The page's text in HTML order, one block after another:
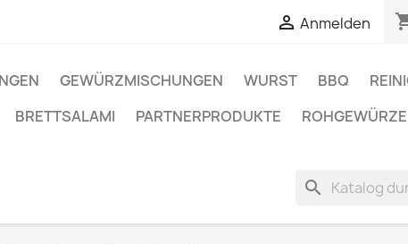
 Anmelden
GEWÜRZMISCHUNGEN WURST BBQ
BRETTSALAMI PARTNERPRODUKTE
ROHGEWÜRZE
search